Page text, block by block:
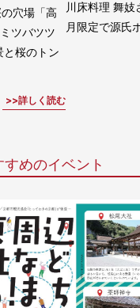
穴場「高
ツバツツ
と桜のトン
詳しく読む
川床料理 舞
月限定で源氏
すめのイベント